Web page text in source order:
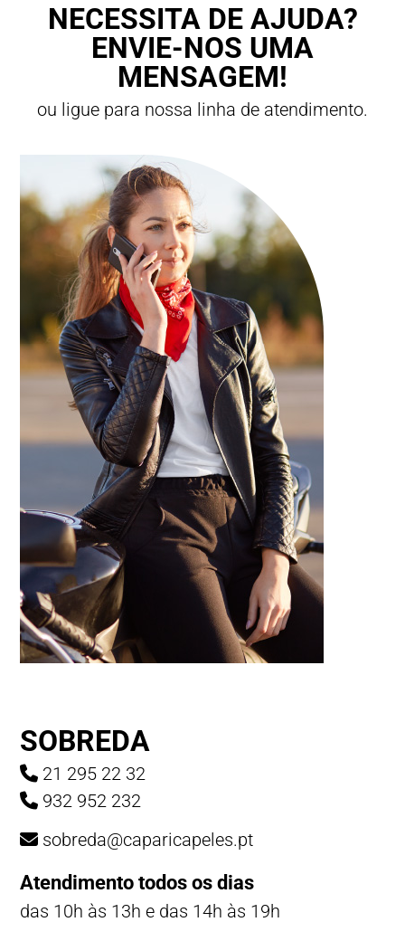
NECESSITA DE AJUDA?
ENVIE-NOS UMA
MENSAGEM!
ou ligue para nossa linha de atendimento.
SOBREDA
21 295 22 32
932 952 232
sobreda@caparicapeles.pt
Atendimento todos os dias
das 10h às 13h e das 14h às 19h